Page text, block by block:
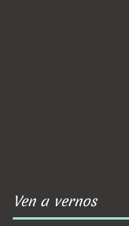
Ven a vernos